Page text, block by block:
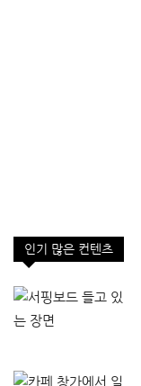
인기 많은 컨텐츠